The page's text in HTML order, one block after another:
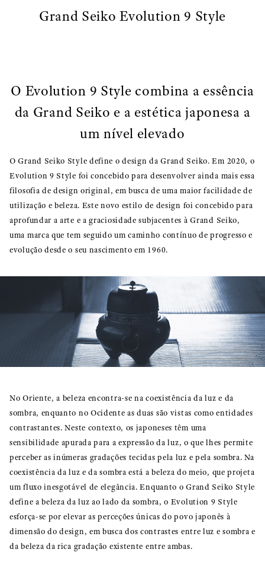
Grand Seiko Evolution 9 Style
O Evolution 9 Style combina a essência
da Grand Seiko e a estética japonesa a
um nível elevado
O Grand Seiko Style define o design da Grand Seiko. Em 2020, o
Evolution 9 Style foi concebido para desenvolver ainda mais essa
filosofia de design original, em busca de uma maior facilidade de
utilização e beleza. Este novo estilo de design foi concebido para
aprofundar a arte e a graciosidade subjacentes à Grand Seiko,
uma marca que tem seguido um caminho contínuo de progresso e
evolução desde o seu nascimento em 1960.
No Oriente, a beleza encontra-se na coexistência da luz e da
sombra, enquanto no Ocidente as duas são vistas como entidades
contrastantes. Neste contexto, os japoneses têm uma
sensibilidade apurada para a expressão da luz, o que lhes permite
perceber as inúmeras gradações tecidas pela luz e pela sombra. Na
coexistência da luz e da sombra está a beleza do meio, que projeta
um fluxo inesgotável de elegância. Enquanto o Grand Seiko Style
define a beleza da luz ao lado da sombra, o Evolution 9 Style
esforça-se por elevar as perceções únicas do povo japonês à
dimensão do design, em busca dos contrastes entre luz e sombra e
da beleza da rica gradação existente entre ambas.